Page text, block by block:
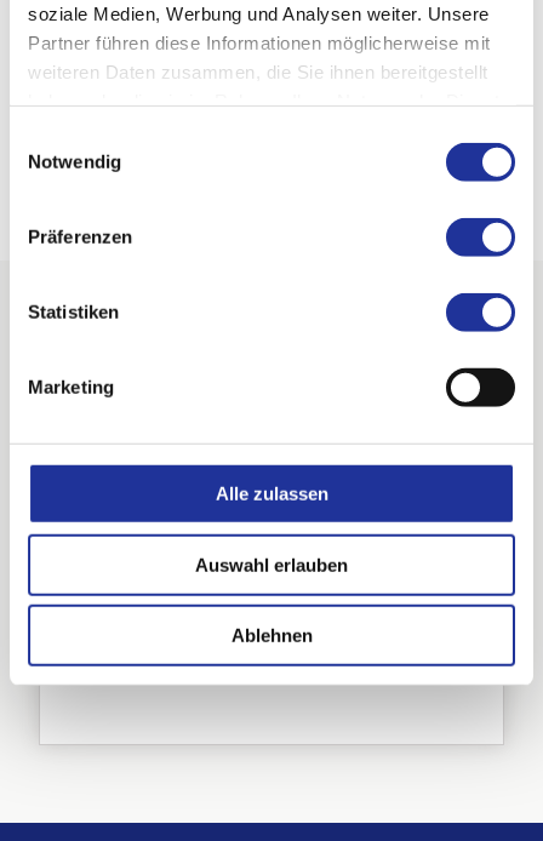
soziale Medien, Werbung und Analysen weiter. Unsere
Partner führen diese Informationen möglicherweise mit
weiteren Daten zusammen, die Sie ihnen bereitgestellt
Notwendig
Präferenzen
Statistiken
Marketing
Alle zulassen
Auswahl erlauben
Ablehnen
Kontakt
Zurück zur Übersicht
Rheumatologie